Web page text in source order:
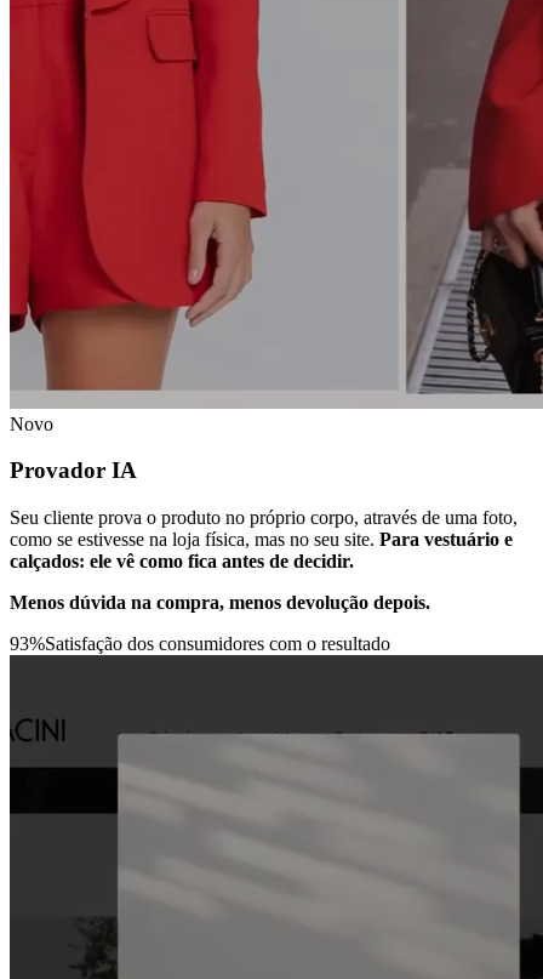
Novo
Provador IA
Seu cliente prova o produto no próprio corpo, através de uma foto,
como se estivesse na loja física, mas no seu site. Para vestuário e
calçados: ele vê como fica antes de decidir.
Menos dúvida na compra, menos devolução depois.
93%Satisfação dos consumidores com o resultado